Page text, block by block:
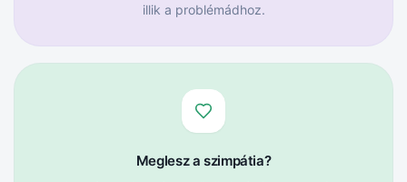
illik a problémádhoz.
Meglesz a szimpátia?